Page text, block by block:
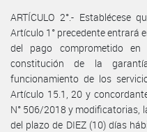
ARTÍCULO 2°.- Establécese
Artículo 1° precedente entrará
del pago comprometido
constitución de la
funcionamiento de los
Artículo 15.1, 20 y
N° 506/2018 y modificatorias,
del plazo de DIEZ (10) días